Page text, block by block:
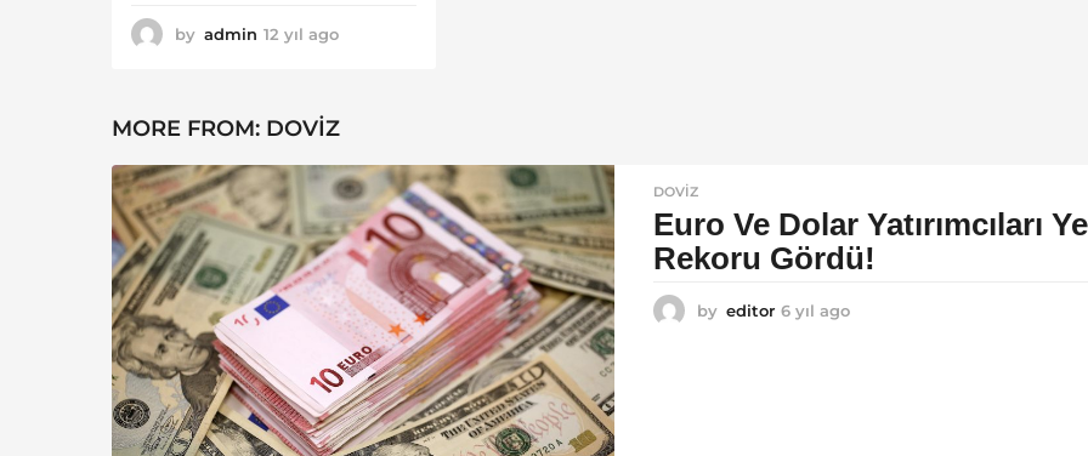
by admin 12 yıl ago
l
g
o
MORE FROM: DOVIZ
DOVIZ
Euro Ve Dolar Yatırımcıları
Rekoru Gördü!
by editor 6 yıl ago